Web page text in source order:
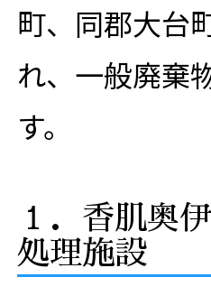
町、同郡大台
れ、一般廃棄
す。
１．香肌奥
処理施設